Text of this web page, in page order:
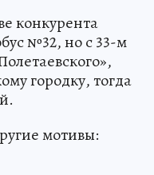
конкурента
№32, но с 33-м
городку, тогда
мотивы: